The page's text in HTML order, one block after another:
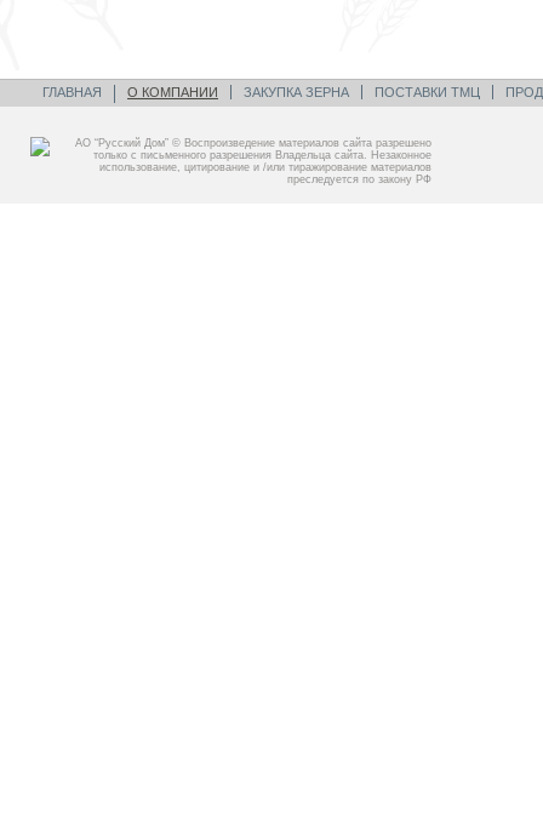
ГЛАВНАЯ О КОМПАНИИ ЗАКУПКА ЗЕРНА ПОСТАВКИ ТМЦ
АО “Русский Дом” © Воспроизведение материалов сайта разрешено
только с письменного разрешения Владельца сайта. Незаконное
использование, цитирование и /или тиражирование материалов
преследуется по закону РФ